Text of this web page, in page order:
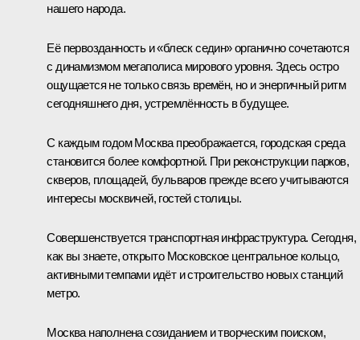
нашего народа.
Её первозданность и «блеск седин» органично сочетаются
с динамизмом мегаполиса мирового уровня. Здесь остро
ощущается не только связь времён, но и энергичный ритм
сегодняшнего дня, устремлённость в будущее.
С каждым годом Москва преображается, городская среда
становится более комфортной. При реконструкции парков,
скверов, площадей, бульваров прежде всего учитываются
интересы москвичей, гостей столицы.
Совершенствуется транспортная инфраструктура. Сегодня,
как вы знаете, открыто Московское центральное кольцо,
активными темпами идёт и строительство новых станций
метро.
Москва наполнена созиданием и творческим поиском,